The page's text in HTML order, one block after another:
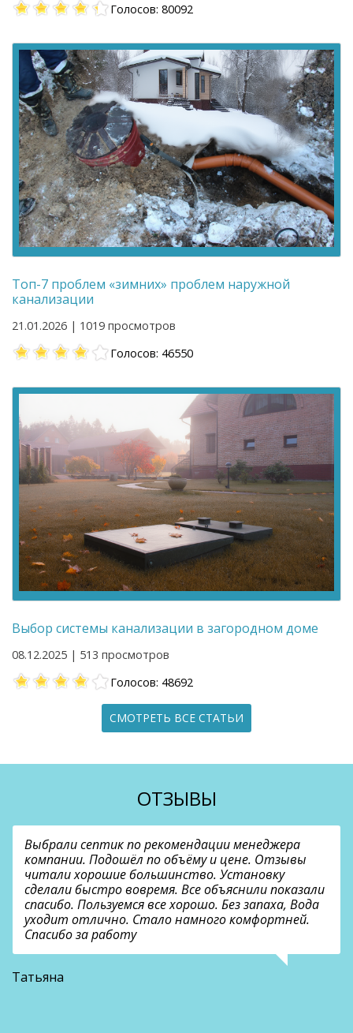
Голосов: 80092
Топ-7 проблем «зимних» проблем наружной
канализации
21.01.2026 | 1019 просмотров
Голосов: 46550
Выбор системы канализации в загородном доме
08.12.2025 | 513 просмотров
Голосов: 48692
СМОТРЕТЬ ВСЕ СТАТЬИ
ОТЗЫВЫ
Выбрали септик по рекомендации менеджера
компании. Подошёл по объёму и цене. Отзывы
читали хорошие большинство. Установку
сделали быстро вовремя. Все объяснили показали
спасибо. Пользуемся все хорошо. Без запаха, Вода
уходит отлично. Стало намного комфортней.
Спасибо за работу
Татьяна